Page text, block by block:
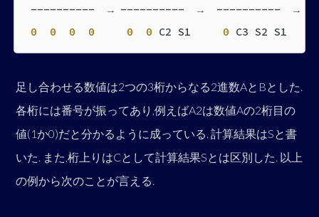
---------- → ---------- → ---------- →
0
0 0 0 0 0 C2 S1 0 C3 S2 S1
足し合わせる数値は2つの3桁からなる2進数AとBとした.
各桁には番号が振ってあり,例えばA2は数値Aの2桁目の
値(1か0)だと分かるように成っている. 計算結果はSと書
いた. また,桁上りはCとして計算結果Sとは区別した. 以上
の例から次のことが言える.